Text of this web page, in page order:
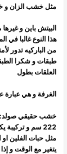
مثل خشب الزان و
البيتش باين و
هذا النوع غالبا في
من
طبقات و شكرا
العلقات بطول
الغرفة و هي
خشب حقيقي صولد:
222 سم و تركيبة يكون عادة فوق مدادات من الخشب و بينهما مادة عازلة
مثل حبات الفلين او
يتغير مع الوقت و